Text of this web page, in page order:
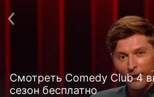
Смотреть Comedy Club 4
сезон бесплатно
Пользовательское соглашение
Политика конфиденциальности